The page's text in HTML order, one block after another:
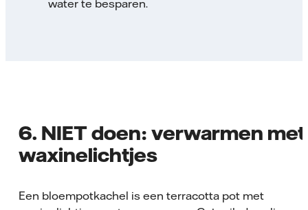
water te besparen.
6. NIET doen: verwarmen met
waxinelichtjes
Een bloempotkachel is een terracotta pot met